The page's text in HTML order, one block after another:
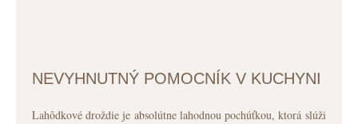
NEVYHNUTNÝ POMOCNÍK V KUCHYNI
Lahôdkové droždie je absolútne lahodnou pochúťkou, ktorá slúži